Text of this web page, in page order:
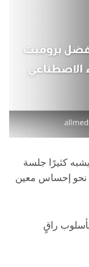
يشبه كثيرًا جلسة
نحو إحساس معين
راقٍ